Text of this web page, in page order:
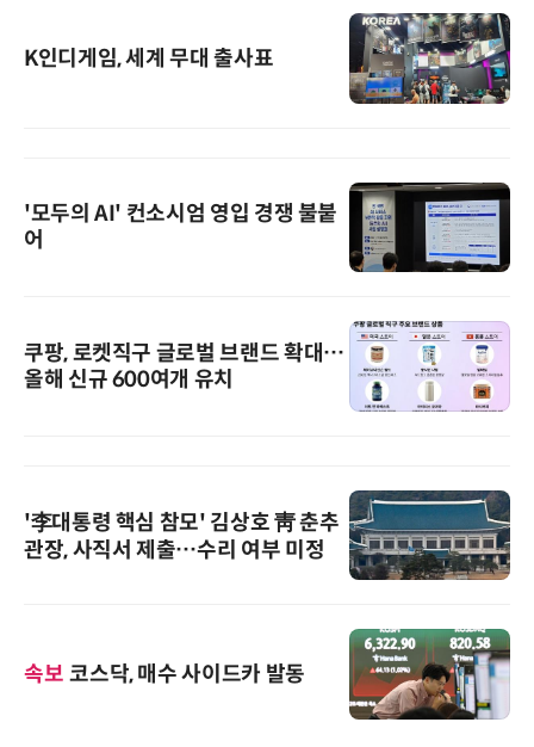
K인디게임, 세계 무대 출사표
'모두의 AI' 컨소시엄 영입 경쟁 불붙
어
쿠팡, 로켓직구 글로벌 브랜드 확대…
올해 신규 600여개 유치
'李대통령 핵심 참모' 김상호 靑 춘추
관장, 사직서 제출…수리 여부 미정
속보 코스닥, 매수 사이드카 발동